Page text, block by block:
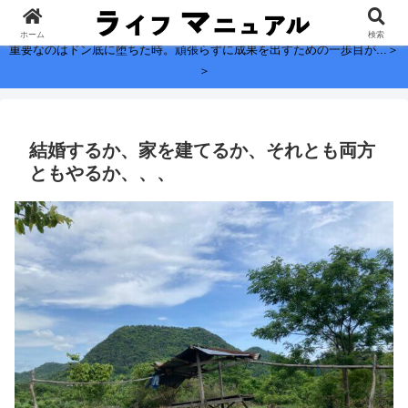
子どもに残したい、お金よりも大切なこと。
重要なのはドン底に堕ちた時。頑張らずに成果を出すための一歩目が...＞
＞
結婚するか、家を建てるか、それとも両方
ともやるか、、、
ホーム 検索